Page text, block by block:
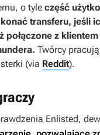
o tyle część
transferu, jeśli
połączone z
. Twórcy
(via Reddit).
Enlisted,